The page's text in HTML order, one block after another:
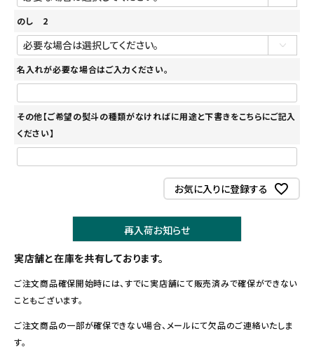
のし 2
名入れが必要な場合はご入力ください。
その他【ご希望の熨斗の種類がなければに用途と下書きをこちらにご記入
ください】
お気に入りに登録する
再入荷お知らせ
実店舗と在庫を共有しております。
ご注文商品確保開始時には、すでに実店舗にて販売済みで確保ができない
こともございます。
ご注文商品の一部が確保できない場合、メールにて欠品のご連絡いたしま
す。